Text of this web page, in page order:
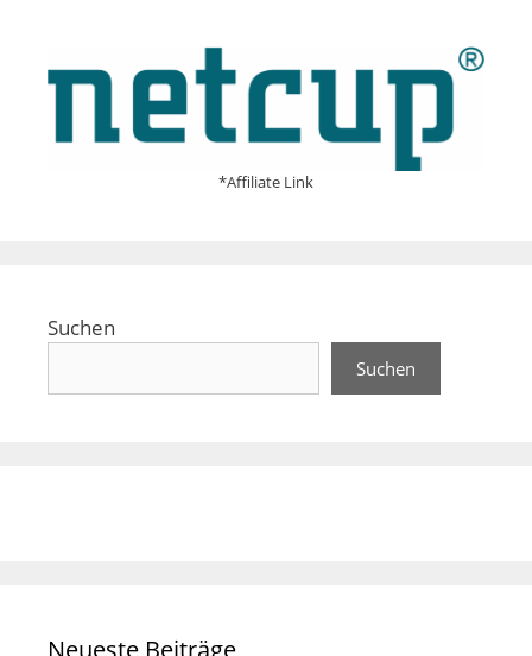
*Affiliate Link
Suchen
Suchen
Neueste Beiträge